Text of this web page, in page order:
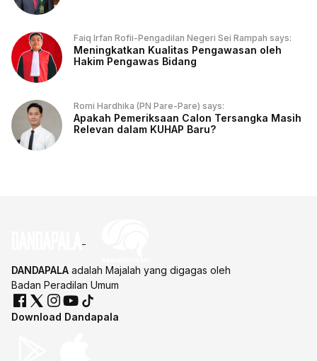
Faiq Irfan Rofii-Pengadilan Negeri Sei Rampah says:
Meningkatkan Kualitas Pengawasan oleh
Hakim Pengawas Bidang
Romi Hardhika (PN Pare-Pare) says:
Apakah Pemeriksaan Calon Tersangka Masih
Relevan dalam KUHAP Baru?
DANDAPALA adalah Majalah yang digagas oleh
Badan Peradilan Umum
Download Dandapala